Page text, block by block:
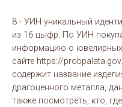
8 - УИН уникальный
из 16 цыфр. По УИН
информацию о ювелирных
сайте https://
содержит название
драгоценного металла,
также посмотреть, кто,